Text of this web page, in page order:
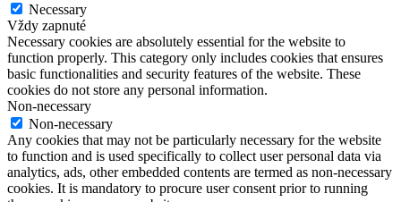
Necessary
Vždy zapnuté
Necessary cookies are absolutely essential for the website to
function properly. This category only includes cookies that ensures
basic functionalities and security features of the website. These
cookies do not store any personal information.
Non-necessary
Non-necessary
Any cookies that may not be particularly necessary for the website
to function and is used specifically to collect user personal data via
analytics, ads, other embedded contents are termed as non-necessary
cookies. It is mandatory to procure user consent prior to running